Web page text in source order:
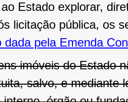
Estado explorar,
licitação pública, os
dada pela Emenda
imóveis do Estado
salvo, e mediante